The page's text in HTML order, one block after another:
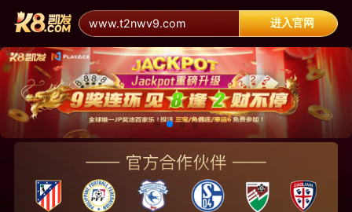
www.t2nwv9.com 进入官网